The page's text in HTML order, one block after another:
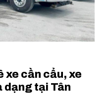
xe cần cẩu, xe
dạng tại Tân